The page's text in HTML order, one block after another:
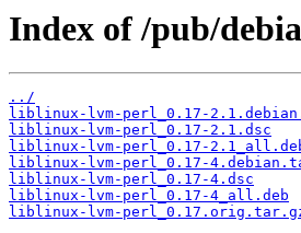
Index of /pub/
../
liblinux-lvm-perl_0.17-
liblinux-lvm-perl_0.17-2.1.dsc
liblinux-lvm-perl_0.17-
liblinux-lvm-perl_0.17-
liblinux-lvm-perl_0.17-4.dsc
liblinux-lvm-perl_0.17-4_all.deb
liblinux-lvm-